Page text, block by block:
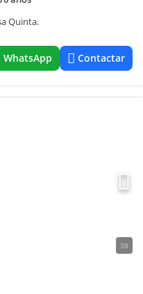
Quinta.
WhatsApp Contactar
38